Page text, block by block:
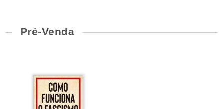
Pré-Venda